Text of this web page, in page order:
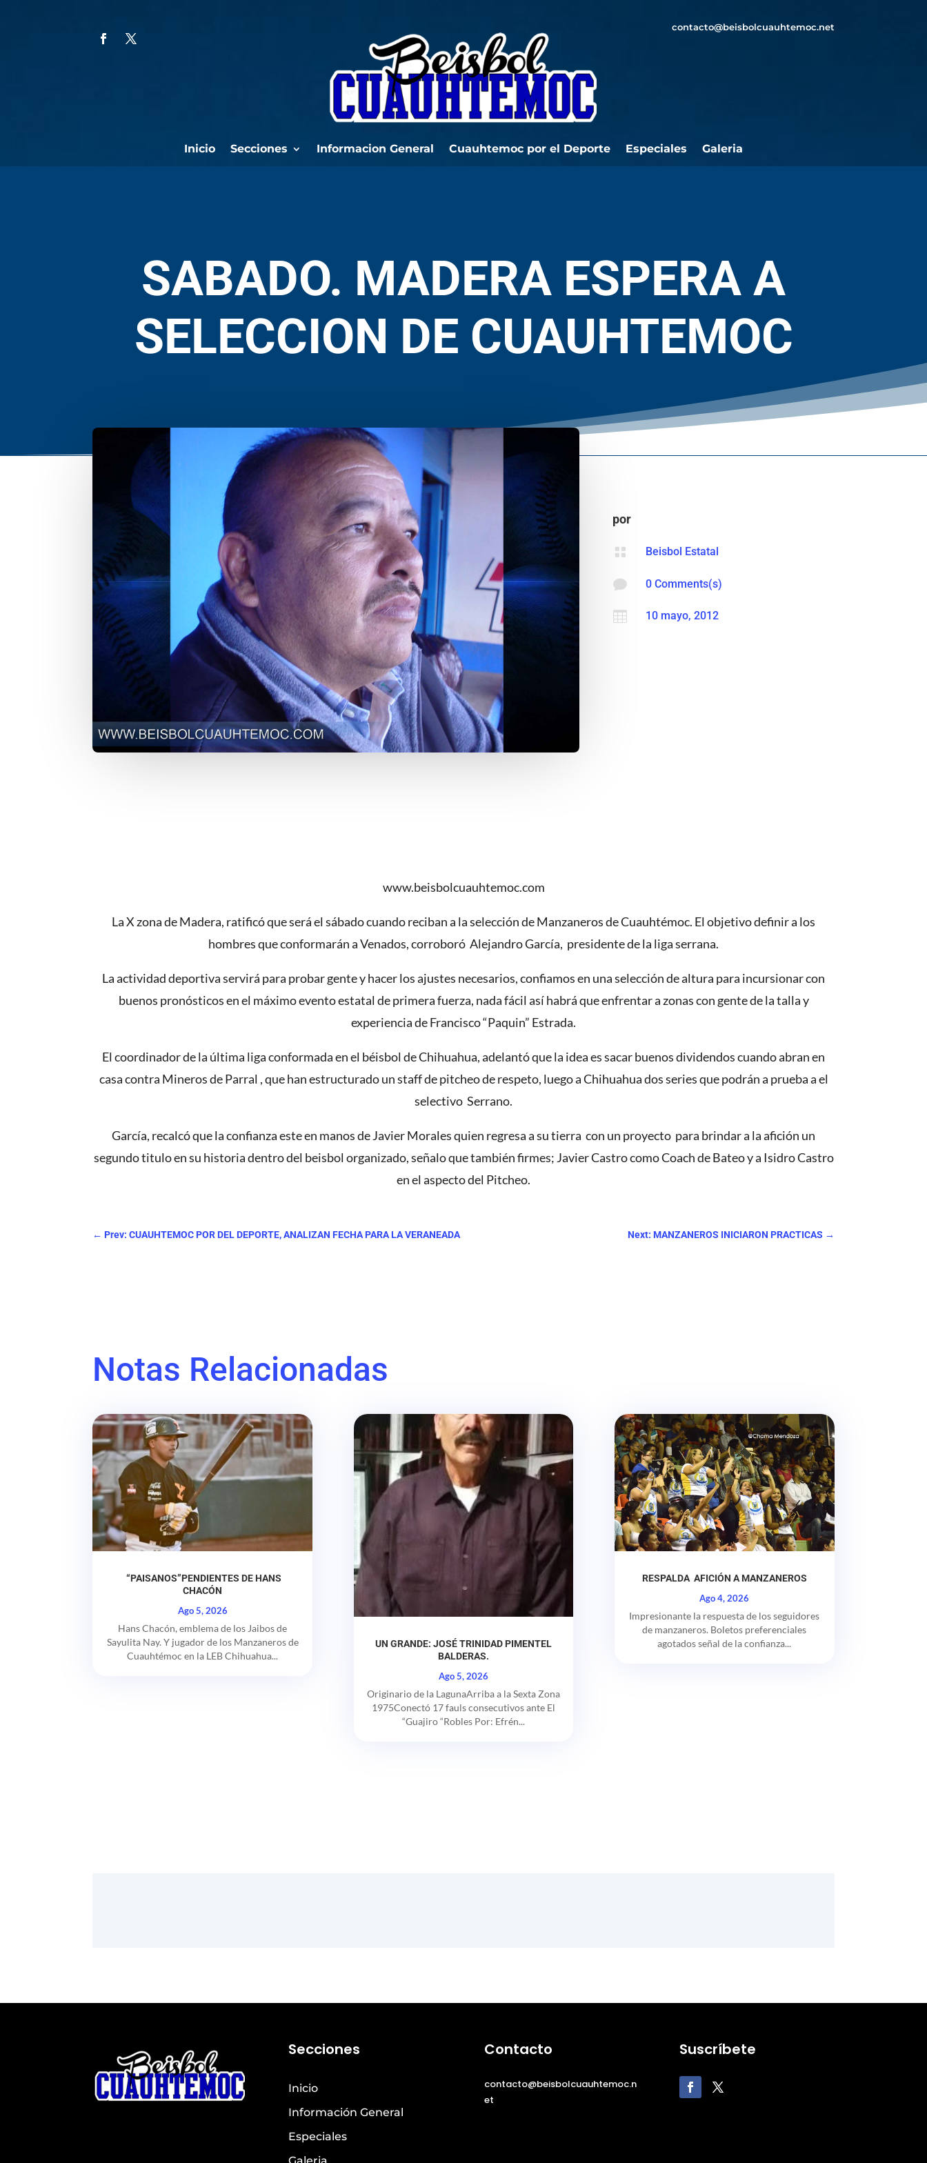
contacto@beisbolcuauhtemoc.net
Inicio Secciones Informacion General Cuauhtemoc por el Deporte Especiales Galeria
SABADO. MADERA ESPERA A
SELECCION DE CUAUHTEMOC
por
 Beisbol Estatal
 0 Comments(s)
 10 mayo, 2012
www.beisbolcuauhtemoc.com
La X zona de Madera, ratificó que será el sábado cuando reciban a la selección de Manzaneros de Cuauhtémoc. El objetivo definir a los
hombres que conformarán a Venados, corroboró Alejandro García, presidente de la liga serrana.
La actividad deportiva servirá para probar gente y hacer los ajustes necesarios, confiamos en una selección de altura para incursionar con
buenos pronósticos en el máximo evento estatal de primera fuerza, nada fácil así habrá que enfrentar a zonas con gente de la talla y
experiencia de Francisco “Paquin” Estrada.
El coordinador de la última liga conformada en el béisbol de Chihuahua, adelantó que la idea es sacar buenos dividendos cuando abran en
casa contra Mineros de Parral , que han estructurado un staff de pitcheo de respeto, luego a Chihuahua dos series que podrán a prueba a el
selectivo Serrano.
García, recalcó que la confianza este en manos de Javier Morales quien regresa a su tierra con un proyecto para brindar a la afición un
segundo titulo en su historia dentro del beisbol organizado, señalo que también firmes; Javier Castro como Coach de Bateo y a Isidro Castro
en el aspecto del Pitcheo.
← Prev: CUAUHTEMOC POR DEL DEPORTE, ANALIZAN FECHA PARA LA VERANEADA Next: MANZANEROS INICIARON PRACTICAS →
Notas Relacionadas
“PAISANOS”PENDIENTES DE HANS
CHACÓN
Ago 5, 2026
Hans Chacón, emblema de los Jaibos de
Sayulita Nay. Y jugador de los Manzaneros de
Cuauhtémoc en la LEB Chihuahua...
UN GRANDE: JOSÉ TRINIDAD PIMENTEL
BALDERAS.
Ago 5, 2026
Originario de la LagunaArriba a la Sexta Zona
1975Conectó 17 fauls consecutivos ante El
“Guajiro “Robles Por: Efrén...
RESPALDA AFICIÓN A MANZANEROS
Ago 4, 2026
Impresionante la respuesta de los seguidores
de manzaneros. Boletos preferenciales
agotados señal de la confianza...
Secciones
Inicio
Información General
Especiales
Contacto
contacto@beisbolcuauhtemoc.n
et
Suscríbete